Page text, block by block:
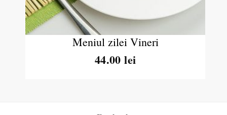
Meniul zilei Vineri
44.00 lei